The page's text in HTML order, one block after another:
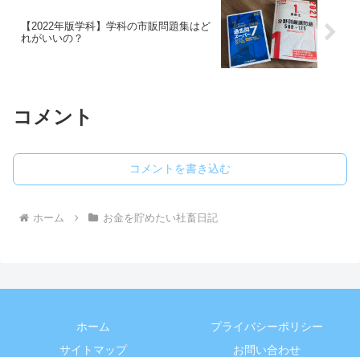
【2022年版学科】学科の市販問題集はど
れがいいの？
コメント
コメントを書き込む
ホーム お金を貯めたい社畜日記
ホーム
プライバシーポリシー
サイトマップ
お問い合わせ